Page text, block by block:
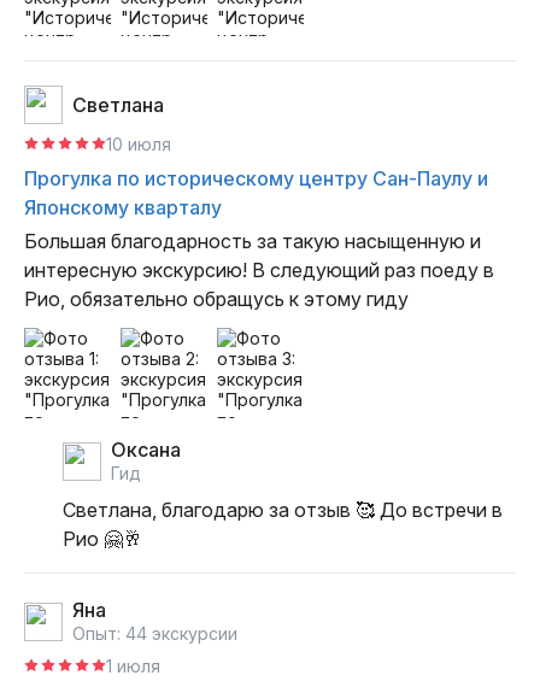
Светлана
10 июля
Прогулка по историческому центру Сан-Паулу и
Японскому кварталу
Большая благодарность за такую насыщенную и
интересную экскурсию! В следующий раз поеду в
Рио, обязательно обращусь к этому гиду
Оксана
гид
Светлана, благодарю за отзыв 🥰 До встречи в
Рио 🤗🥂
Яна
Опыт: 44 экскурсии
1 июля